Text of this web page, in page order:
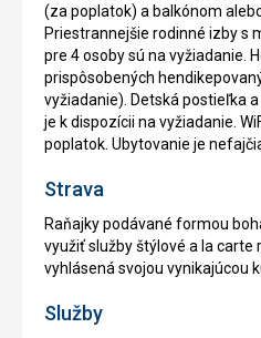
(za poplatok) a balkónom
Priestrannejšie rodinné izby s
pre 4 osoby sú na vyžiadanie.
prispôsobených
vyžiadanie). Detská postieľka
je k dispozícii na vyžiadanie.
poplatok. Ubytovanie je
Strava
Raňajky podávané formou
využiť služby štýlové a la carte
vyhlásená svojou vynikajúcou
Služby